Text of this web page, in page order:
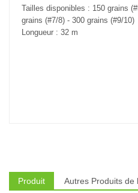
Tailles disponibles : 150 grains
grains (#7/8) - 300 grains (#9/10)
Longueur : 32 m
Produit Autres Produits de